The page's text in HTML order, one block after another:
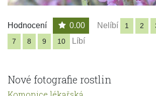
Hodnocení 0.00 Nelíbí 1 2
7
8 9 10 Líbí
Nové fotografie rostlin